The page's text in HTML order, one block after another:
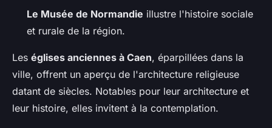
Le Musée de Normandie illustre l'histoire sociale
et rurale de la région.
Les églises anciennes à Caen, éparpillées dans la
ville, offrent un aperçu de l'architecture religieuse
datant de siècles. Notables pour leur architecture et
leur histoire, elles invitent à la contemplation.